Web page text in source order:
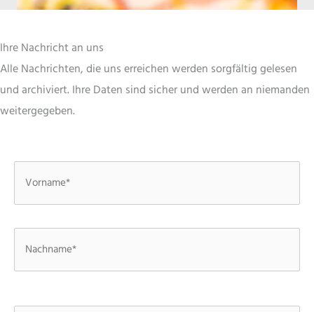
Ihre Nachricht an uns
Alle Nachrichten, die uns erreichen werden sorgfältig gelesen
und archiviert. Ihre Daten sind sicher und werden an niemanden
weitergegeben.